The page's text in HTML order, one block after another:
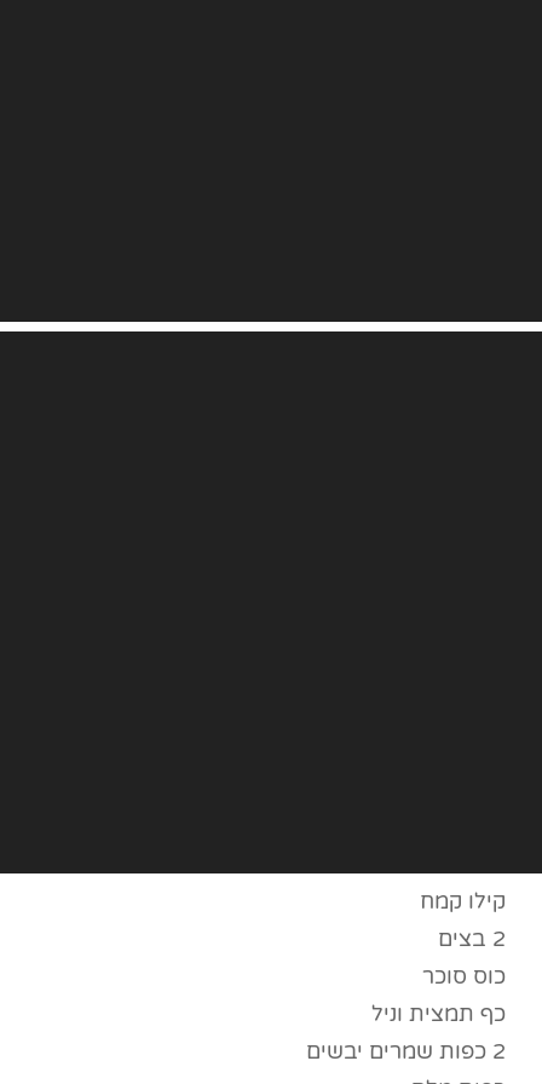
קילו קמח
2 בצים
כוס סוכר
כף תמצית וניל
2 כפות שמרים יבשים